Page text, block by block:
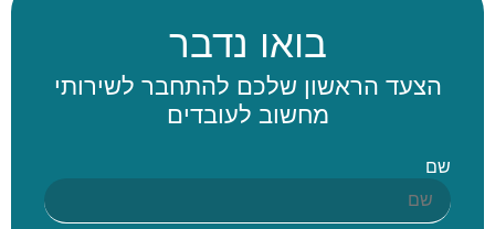
בואו נדבר
הצעד הראשון שלכם להתחבר לשירותי
מחשוב לעובדים
שם